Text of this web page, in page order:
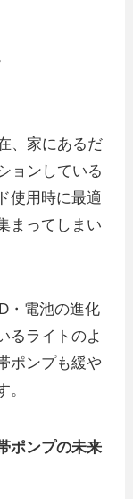
、家にあるだ
ョンしている
使用時に最適
まってしまい
・電池の進化
るライトのよ
ポンプも緩や
。
ポンプの未来